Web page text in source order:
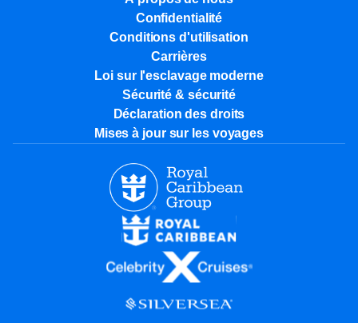
Confidentialité
Conditions d'utilisation
Carrières
Loi sur l'esclavage moderne
Sécurité & sécurité
Déclaration des droits
Mises à jour sur les voyages